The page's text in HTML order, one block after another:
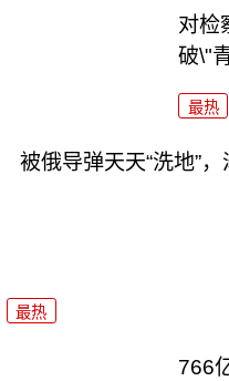
对检
破\"
最热
被俄导弹天天“洗地”
最热
766